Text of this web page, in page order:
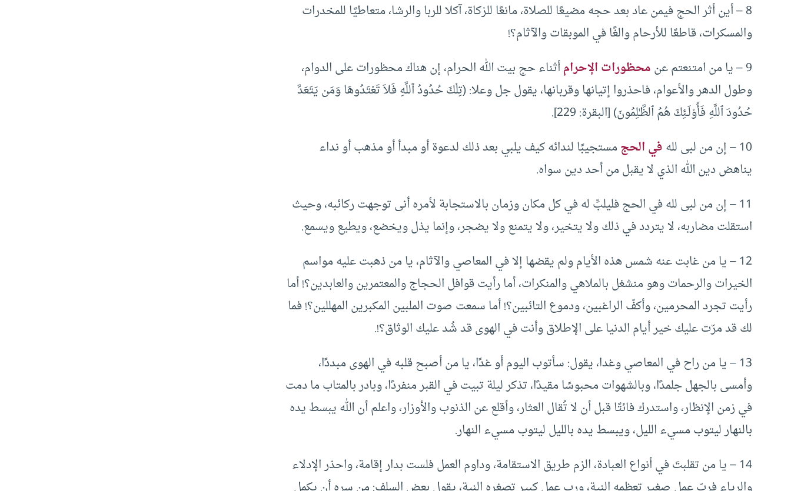
8 – أين أثر الحج فيمن عاد بعد حجه مضيعًا للصلاة، مانعًا للزكاة، آكلا للربا والرشا، متعاطيًا للمخدرات
والمسكرات، قاطعًا للأرحام والغًا في الموبقات والآثام؟!
9 – يا من امتنعتم عن
محظورات الإحرامأثناء حج بيت الله الحرام، إن هناك محظورات على الدوام،
وطول الدهر والأعوام، فاحذروا إتيانها وقربانها، يقول جل وعلا: (تِلْكَ حُدُودُ ٱللَّهِ فَلاَ تَعْتَدُوهَا وَمَن يَتَعَدَّ
حُدُودَ ٱللَّهِ فَأُوْلَـئِكَ هُمُ ٱلظَّـٰلِمُونَ) [البقرة: 229].
10 – إن من لبى لله
في الحجمستجيبًا لندائه كيف يلبي بعد ذلك لدعوة أو مبدأ أو مذهب أو نداء
يناهض دين الله الذي لا يقبل من أحد دين سواه.
11 – إن من لبى لله في الحج فليلبِّ له في كل مكان وزمان بالاستجابة لأمره أنى توجهت ركائبه، وحيث
استقلت مضاربه، لا يتردد في ذلك ولا يتخير، ولا يتمنع ولا يضجر، وإنما يذل ويخضع، ويطيع ويسمع.
12 – يا من غابت عنه شمس هذه الأيام ولم يقضها إلا في المعاصي والآثام، يا من ذهبت عليه مواسم
الخيرات والرحمات وهو منشغل بالملاهي والمنكرات، أما رأيت قوافل الحجاج والمعتمرين والعابدين؟! أما
رأيت تجرد المحرمين، وأكفّ الراغبين، ودموع التائبين؟! أما سمعت صوت الملبين المكبرين المهللين؟! فما
لك قد مرّت عليك خير أيام الدنيا على الإطلاق وأنت في الهوى قد شُد عليك الوثاق؟!.
13 – يا من راح في المعاصي وغدا، يقول: سأتوب اليوم أو غدًا، يا من أصبح قلبه في الهوى مبددًا،
وأمسى بالجهل جلمدًا، وبالشهوات محبوسًا مقيدًا، تذكر ليلة تبيت في القبر منفردًا، وبادر بالمتاب ما دمت
في زمن الإنظار، واستدرك فائتًا قبل أن لا تُقال العثار، وأقلع عن الذنوب والأوزار، واعلم أن الله يبسط يده
بالنهار ليتوب مسيء الليل، ويبسط يده بالليل ليتوب مسيء النهار.
14 – يا من تقلبتَ في أنواع العبادة، الزم طريق الاستقامة، وداوم العمل فلست بدار إقامة، واحذر الإدلاء